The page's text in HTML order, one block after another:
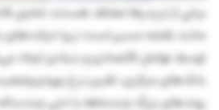
برخی از تریدرها معتقد هستند تحلیل
مانند نقشه مسیر است؛ زیرا حرکت‌های
توسط عوامل اقتصادی و بنیادی
بانک‌های مرکزی، تغییر نرخ بهره و
روندهای بزرگ چندماهه یا حتی چندساله